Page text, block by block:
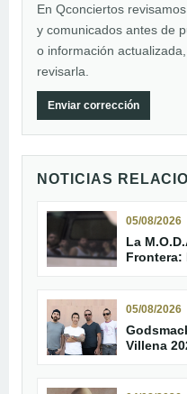
En Qconciertos
y comunicados antes de
o información
revisarla.
Enviar corrección
NOTICIAS
05/08/2026
La
Frontera:
05/08/2026
Villena